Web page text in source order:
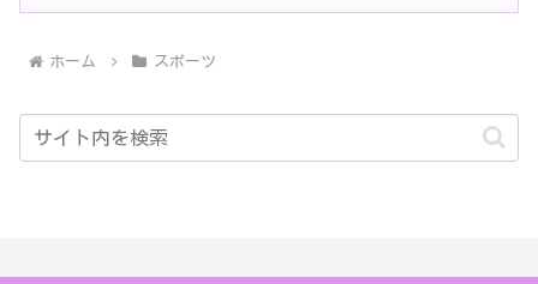
ホーム スポーツ